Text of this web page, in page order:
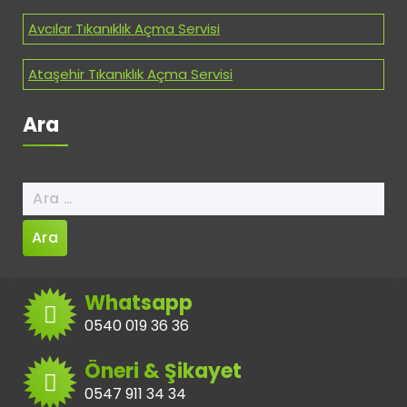
Avcılar Tıkanıklık Açma Servisi
Ataşehir Tıkanıklık Açma Servisi
Ara
Arama:
Whatsapp
0540 019 36 36
Öneri & Şikayet
0547 911 34 34